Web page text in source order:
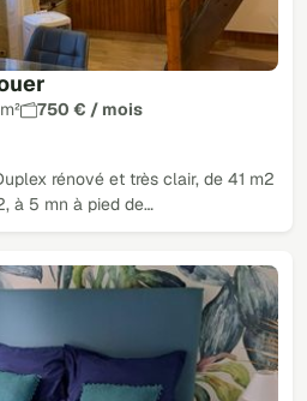
750 € / mois
rénové et très clair, de 41 m2
à 5 mn à pied de…